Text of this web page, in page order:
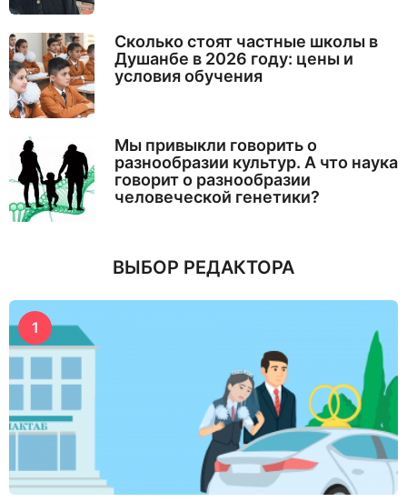
Сколько стоят частные школы в
Душанбе в 2026 году: цены и
условия обучения
Мы привыкли говорить о
разнообразии культур. А что наука
говорит о разнообразии
человеческой генетики?
ВЫБОР РЕДАКТОРА
1